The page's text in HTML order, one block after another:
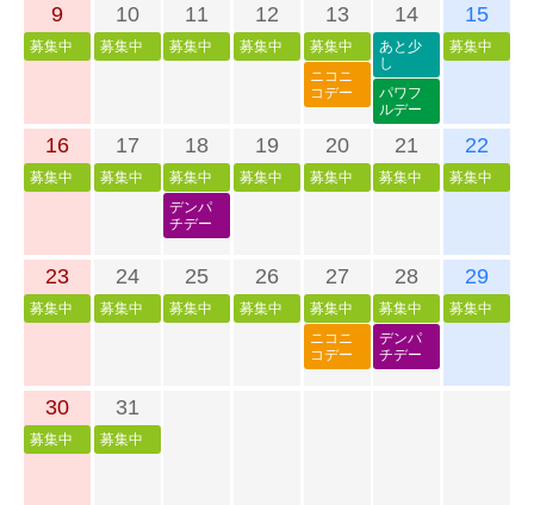
9
募集中
10
募集中
11
募集中
12
募集中
13
募集中
ニコニ
コデー
14
あと少
し
パワフ
ルデー
15
募集中
16
募集中
17
募集中
18
募集中
デンパ
チデー
19
募集中
20
募集中
21
募集中
22
募集中
23
募集中
24
募集中
25
募集中
26
募集中
27
募集中
ニコニ
コデー
28
募集中
デンパ
チデー
29
募集中
30
募集中
31
募集中